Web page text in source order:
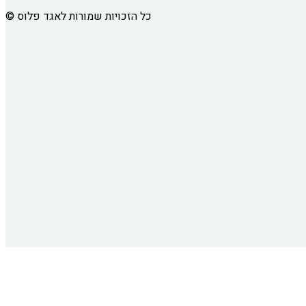
© כל הזכויות שמורות לאגד פלוס